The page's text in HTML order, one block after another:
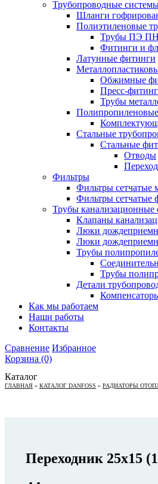
Трубопроводные
Шланги
Полиэтиленовые
Трубы ПЭ
Фитинги и
Латунные фитинги
Обжимные
Пресс-
Трубы
Стальные
Стальные
Отводы
Фильтры
Фильтры сетчатые
Фильтры сетчатые
Трубы канализационные
Клапаны
Люки
Люки
Трубы
Трубы
Детали
Как мы работаем
Наши работы
Контакты
Сравнение Избранное
Корзина (0)
Каталог
ГЛАВНАЯ » КАТАЛОГ DANFOSS » РАДИАТОРЫ
Переходник 25х15